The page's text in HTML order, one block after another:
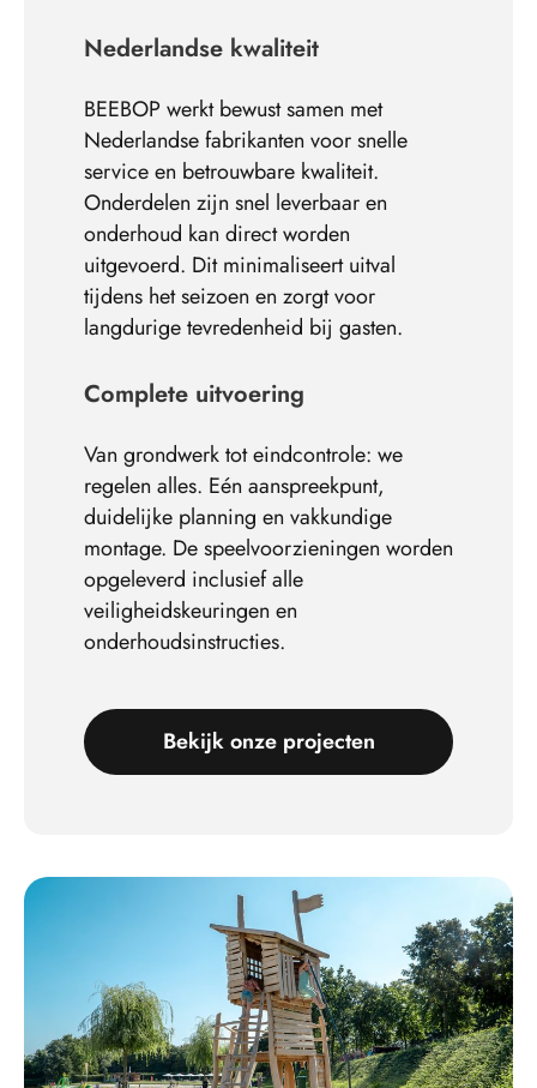
Nederlandse kwaliteit
BEEBOP werkt bewust samen met
Nederlandse fabrikanten voor snelle
service en betrouwbare kwaliteit.
Onderdelen zijn snel leverbaar en
onderhoud kan direct worden
uitgevoerd. Dit minimaliseert uitval
tijdens het seizoen en zorgt voor
langdurige tevredenheid bij gasten.
Complete uitvoering
Van grondwerk tot eindcontrole: we
regelen alles. Eén aanspreekpunt,
duidelijke planning en vakkundige
montage. De speelvoorzieningen worden
opgeleverd inclusief alle
veiligheidskeuringen en
onderhoudsinstructies.
Bekijk onze projecten